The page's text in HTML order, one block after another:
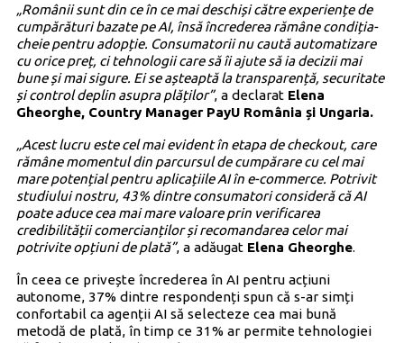
„Românii sunt din ce în ce mai deschiși către experiențe de
cumpărături bazate pe AI, însă încrederea rămâne condiția-
cheie pentru adopție. Consumatorii nu caută automatizare
cu orice preț, ci tehnologii care să îi ajute să ia decizii mai
bune și mai sigure. Ei se așteaptă la transparență, securitate
și control deplin asupra plăților”, a declarat Elena
Gheorghe, Country Manager PayU România și Ungaria.
„Acest lucru este cel mai evident în etapa de checkout, care
rămâne momentul din parcursul de cumpărare cu cel mai
mare potențial pentru aplicațiile AI în e-commerce. Potrivit
studiului nostru, 43% dintre consumatori consideră că AI
poate aduce cea mai mare valoare prin verificarea
credibilității comercianților și recomandarea celor mai
potrivite opțiuni de plată”, a adăugat Elena Gheorghe.
În ceea ce privește încrederea în AI pentru acțiuni
autonome, 37% dintre respondenți spun că s-ar simți
confortabil ca agenții AI să selecteze cea mai bună
metodă de plată, în timp ce 31% ar permite tehnologiei